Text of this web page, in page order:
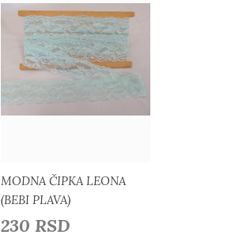
Detaljnije
Dodaj u listu želja
MODNA ČIPKA LEONA
(BEBI PLAVA)
230 RSD